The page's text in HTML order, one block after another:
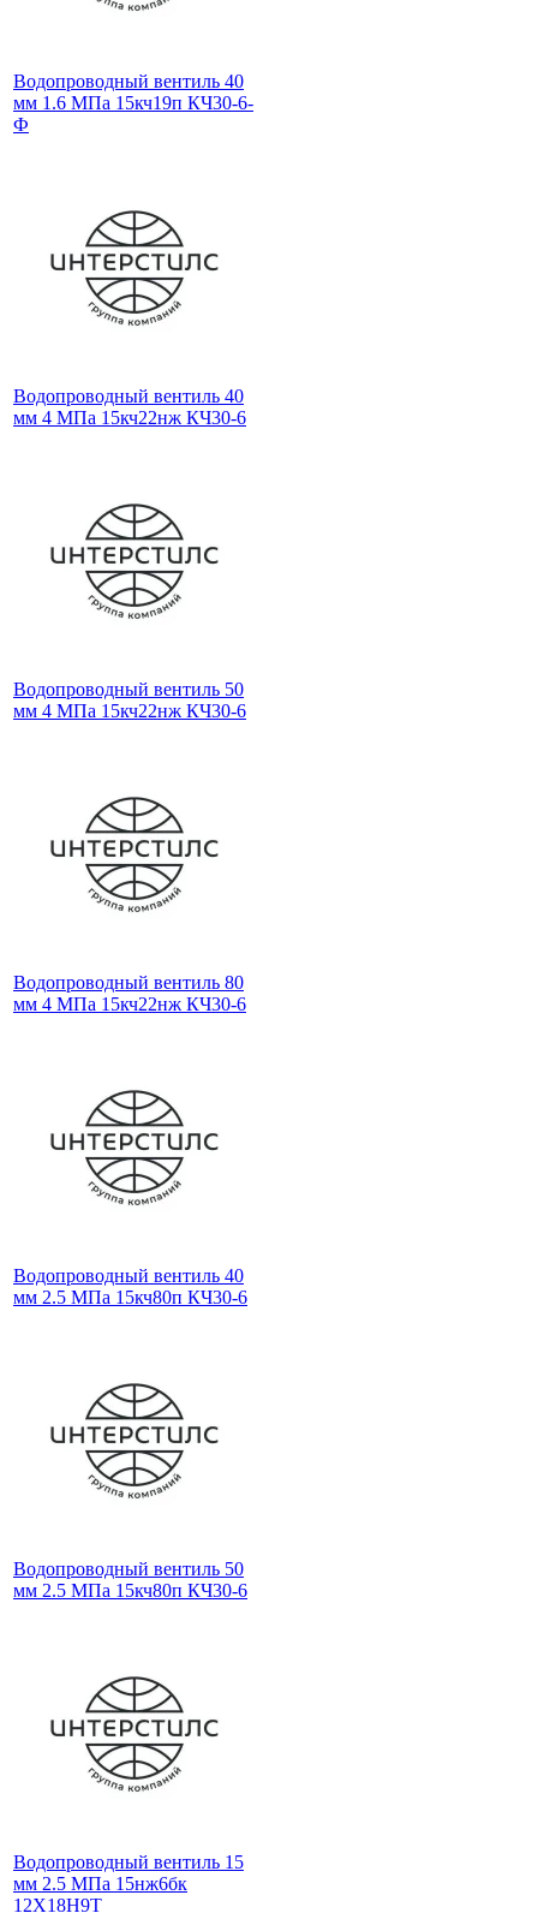
Водопроводный вентиль 40
мм 1.6 МПа 15кч19п КЧ30-6-
Ф
Водопроводный вентиль 40
мм 4 МПа 15кч22нж КЧ30-6
Водопроводный вентиль 50
мм 4 МПа 15кч22нж КЧ30-6
Водопроводный вентиль 80
мм 4 МПа 15кч22нж КЧ30-6
Водопроводный вентиль 40
мм 2.5 МПа 15кч80п КЧ30-6
Водопроводный вентиль 50
мм 2.5 МПа 15кч80п КЧ30-6
Водопроводный вентиль 15
мм 2.5 МПа 15нж6бк
12Х18Н9Т